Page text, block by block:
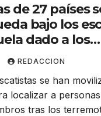
de 27 países
bajo los
dado a los
REDACCION
se han
localizar a
tras los